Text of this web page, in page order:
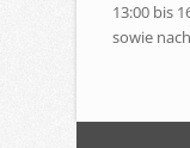
13:00 bis
sowie